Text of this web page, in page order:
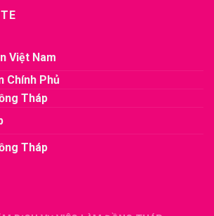
Việt Nam
Chính Phủ
Tháp
Tháp